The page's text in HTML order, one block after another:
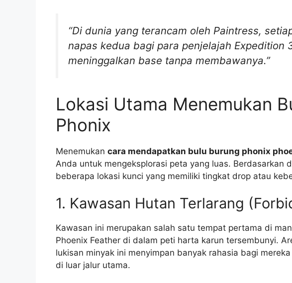
“Di dunia yang terancam oleh Paintress,
napas kedua bagi para penjelajah Expedition
meninggalkan base tanpa membawanya.”
Lokasi Utama Menemukan
Phonix
Menemukan cara mendapatkan bulu burung phonix
Anda untuk mengeksplorasi peta yang luas. Berdasarkan
beberapa lokasi kunci yang memiliki tingkat drop atau
1. Kawasan Hutan Terlarang
Kawasan ini merupakan salah satu tempat pertama di
Phoenix Feather di dalam peti harta karun tersembunyi.
lukisan minyak ini menyimpan banyak rahasia bagi
di luar jalur utama.